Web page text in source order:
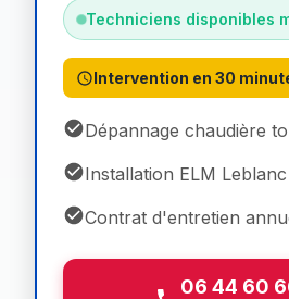
Techniciens disponibles
Intervention en 30
Dépannage chaudière
Installation ELM
Contrat d'entretien
06 44 60